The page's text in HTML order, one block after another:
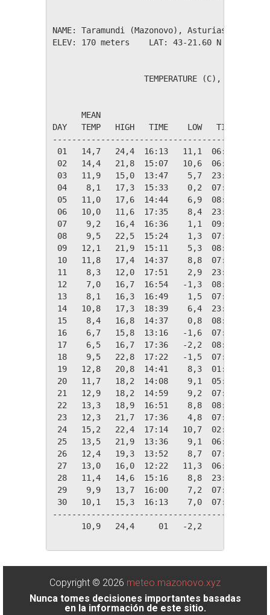
NAME: Taramundi (Mazonovo),
ELEV: 170 meters    LAT: 43-21.60 N    LONG:
TEMPERATURE (C), RAIN
MEAN
DAY   TEMP   HIGH   TIME    LOW   TIME
01   14,7   24,4  16:13   11,1  06:45
02   14,4   21,8  15:07   10,6  06:51
03   11,9   15,0  13:47    5,7  23:58
04    8,1   17,3  15:33    0,2  07:57
05   11,0   17,6  14:44    6,9  08:08
06   10,0   11,6  17:35    8,4  23:53
07    9,2   16,4  16:36    1,1  09:06
08    9,5   22,5  15:24    1,3  07:26
09   12,1   21,9  15:11    5,3  08:18
10   11,8   17,4  14:37    8,8  07:34
11    8,3   12,0  17:51    2,9  23:59
12    7,0   16,7  16:54   -1,3  08:01
13    8,1   16,3  16:49    1,5  07:04
14   10,8   17,3  18:39    6,4  23:58
15    8,4   16,8  14:37    0,8  08:58
16    6,7   15,8  13:16   -1,6  07:57
17    6,5   16,7  17:36   -2,2  08:05
18    9,5   22,8  17:22   -1,5  07:16
19   12,8   20,8  14:41    8,3  01:13
20   11,7   18,2  14:08    9,1  05:27
21   12,9   18,2  14:59    9,2  07:56
22   13,3   18,9  16:51    8,8  08:28
23   12,3   21,7  17:36    4,8  07:08
24   15,2   22,4  17:14   10,7  02:05
25   13,5   21,9  13:36    9,1  06:25
26   12,4   19,3  13:52    8,7  07:36
27   13,0   16,0  12:22   11,3  06:20
28   11,4   14,6  15:16    8,8  23:59
29    9,9   13,7  16:00    7,2  07:52
30   10,1   15,3  16:13    7,0  07:51
10,9   24,4     01   -2,2     17
Copyright © 2026 meteo.mazonovo.xyz
Nunca tomes decisiones importantes basadas
en la información de este sitio.